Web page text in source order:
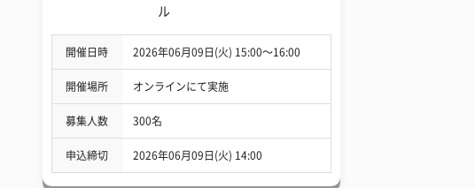
ル
開催日時 2026年06月09日(火) 15:00〜16:00
開催場所 オンラインにて実施
募集人数 300名
申込締切 2026年06月09日(火) 14:00